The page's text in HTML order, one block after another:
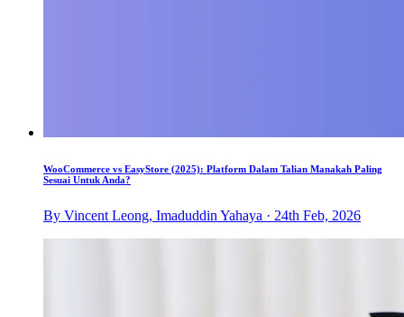
WooCommerce vs EasyStore (2025): Platform Dalam Talian Manakah Paling
Sesuai Untuk Anda?
By Vincent Leong, Imaduddin Yahaya · 24th Feb, 2026